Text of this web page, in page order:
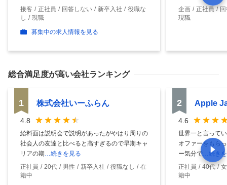
接客
正社員 回答しない 新卒入社
役職な
し
現職
募集中の求人情報を見る
企画
正社員
現職
総合満足度が高い会社ランキング
1 株式会社いーふらん
4.8
給料面は説明会で説明があったがやはり周りの
社会人の友達と比べると高すぎるので早期キャ
リアの期…続きを見る
正社員
20代 男性 新卒入社 役職なし
在
籍中
2 Apple
4.6
世界一と言って
オファーをもら
ー気分で…続き
正社員
40代
籍中